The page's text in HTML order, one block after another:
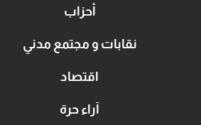
أحزاب
نقابات و مجتمع مدني
اقتصاد
آراء حرة